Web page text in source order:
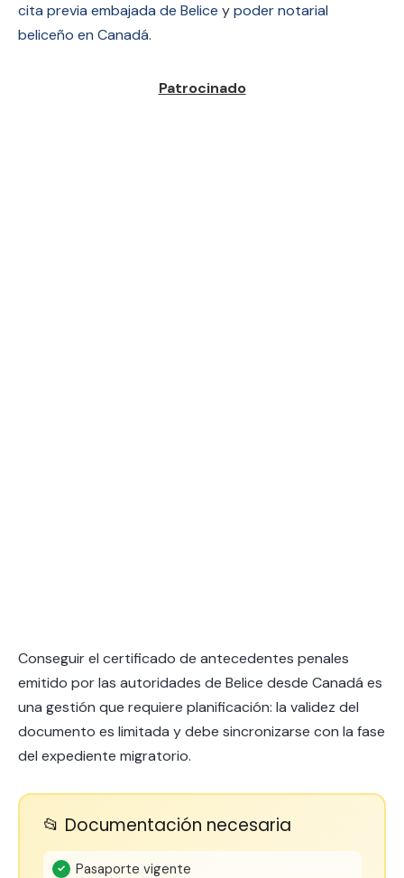
cita previa embajada de Belice ypoder notarial
beliceño en Canadá.
Conseguir el certificado de antecedentes penales
emitido por las autoridades de Belice desde Canadá es
una gestión que requiere planificación: la validez del
documento es limitada y debe sincronizarse con la fase
del expediente migratorio.
📂 Documentación necesaria
Pasaporte vigente